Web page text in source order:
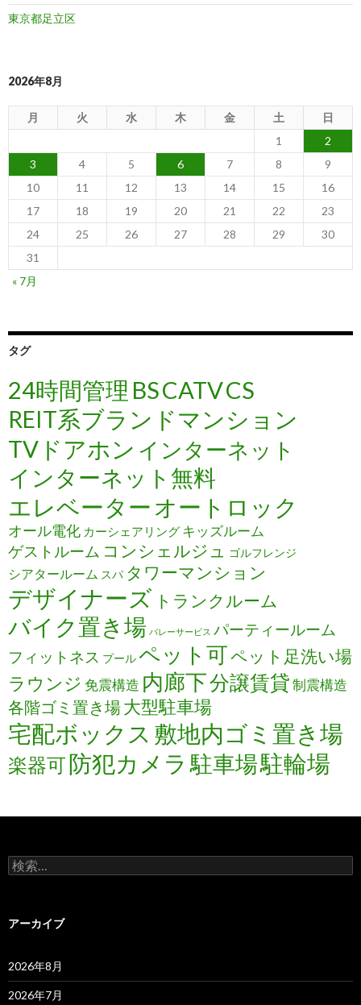
東京都足立区
2026年8月
月 火 水 木 金 土
日
1
2
3
4 5 6 7 8
9
10
11 12 13 14 15
16
17
18 19 20 21 22
23
24
25 26 27 28 29
30
31
« 7月
タグ
24時間管理 BSCATVCS
REIT系ブランドマンション
TVドアホン インターネット
インターネット無料
エレベーター オートロック
オール電化 カーシェアリング キッズルーム
ゲストルーム コンシェルジュ ゴルフレンジ
シアタールーム スパ タワーマンション
デザイナーズ トランクルーム
バイク置き場 バレーサービス パーティールーム
フィットネス プールペット可ペット足洗い場
ラウンジ 免震構造 内廊下分譲賃貸制震構造
各階ゴミ置き場大型駐車場
宅配ボックス 敷地内ゴミ置き場
楽器可防犯カメラ 駐車場駐輪場
検
索:
アーカイブ
2026年8月
2026年7月